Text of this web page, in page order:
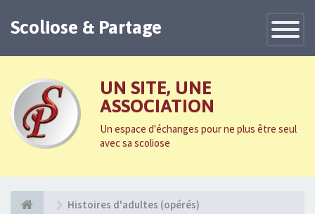
Toggle
Scoliose & Partage
UN SITE, UNE
ASSOCIATION
Un espace d'échanges pour ne plus être seul
avec sa scoliose
Histoires d'adultes (opérés)